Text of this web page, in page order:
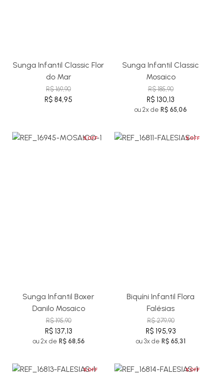
Sunga Infantil Classic Flor
do Mar
R$ 169,90
R$ 84,95
Sunga Infantil Classic
Mosaico
R$ 185,90
R$ 130,13
ou 2x de R$ 65,06
%OFF
Sunga Infantil Boxer
Danilo Mosaico
R$ 195,90
R$ 137,13
ou 2x de R$ 68,56
%OFF
Biquíni Infantil Flora
Falésias
R$ 279,90
R$ 195,93
ou 3x de R$ 65,31
%OFF %OFF